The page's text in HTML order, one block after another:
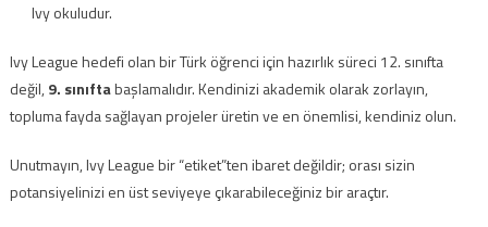
Ivy okuludur.
Ivy League hedefi olan bir Türk öğrenci için hazırlık süreci 12. sınıfta
değil,9. sınıftabaşlamalıdır. Kendinizi akademik olarak zorlayın,
topluma fayda sağlayan projeler üretin ve en önemlisi, kendiniz olun.
Unutmayın, Ivy League bir “etiket”ten ibaret değildir; orası sizin
potansiyelinizi en üst seviyeye çıkarabileceğiniz bir araçtır.